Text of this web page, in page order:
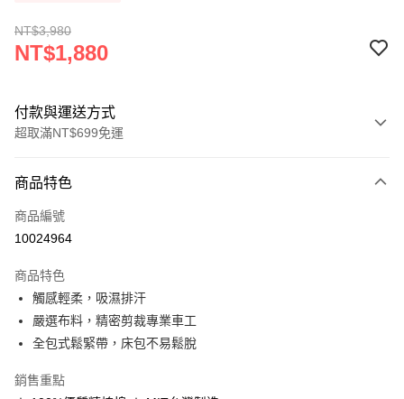
NT$3,980
NT$1,880
付款與運送方式
超取滿NT$699免運
信用卡一次付款
信用卡分期付款
合作金庫商業銀行
華南商業銀行
上海商業儲蓄銀行
國泰世華商業銀行
匯豐（台灣）商業銀行
超商取貨付款
LINE Pay
悠遊付
商品特色
商品編號
10024964
商品特色
觸感輕柔，吸濕排汗
嚴選布料，精密剪裁專業車工
全包式鬆緊帶，床包不易鬆脫
銷售重點